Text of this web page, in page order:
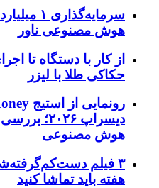
هوش مصنوعی ناور
از کار با دستگاه تا
حکاکی طلا با لیزر
دیسراپ
هوش مصنوعی
۳ فیلم
هفته باید تماشا کنید